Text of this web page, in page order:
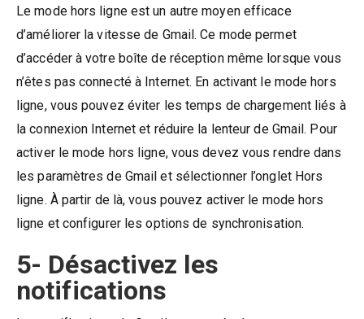
Le mode hors ligne est un autre moyen efficace
d’améliorer la vitesse de Gmail. Ce mode permet
d’accéder à votre boîte de réception même lorsque vous
n’êtes pas connecté à Internet. En activant le mode hors
ligne, vous pouvez éviter les temps de chargement liés à
la connexion Internet et réduire la lenteur de Gmail. Pour
activer le mode hors ligne, vous devez vous rendre dans
les paramètres de Gmail et sélectionner l’onglet Hors
ligne. À partir de là, vous pouvez activer le mode hors
ligne et configurer les options de synchronisation.
5- Désactivez les
notifications